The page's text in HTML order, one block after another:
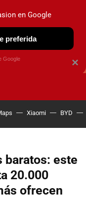
CONSEJOS
Xiaomi BYD
baratos: este
20.000
ofrecen
×
en Google
preferida
Google